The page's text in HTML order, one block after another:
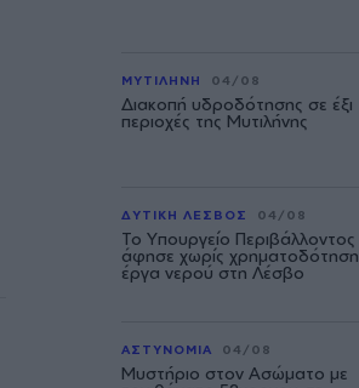
ΜΥΤΙΛΗΝΗ 04/08
Διακοπή υδροδότησης σε έξι
περιοχές της Μυτιλήνης
ΔΥΤΙΚΗ ΛΕΣΒΟΣ 04/08
Το Υπουργείο Περιβάλλοντος
άφησε χωρίς χρηματοδότηση
έργα νερού στη Λέσβο
ΑΣΤΥΝΟΜΙΑ 04/08
Μυστήριο στον Ασώματο με